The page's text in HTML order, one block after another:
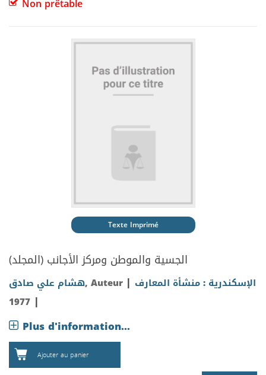
Non prêtable
Texte Imprimé
الجسية والموطن ومركز الأجانب (المجلد)
هشام علي صادق, Auteur | الإسكندرية : منشأة المعارف
|
1977
Plus d'information...
Ajouter au panier